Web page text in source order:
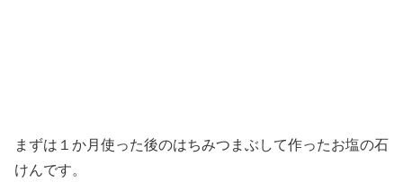
まずは１か月使った後のはちみつまぶして作ったお塩の石
けんです。